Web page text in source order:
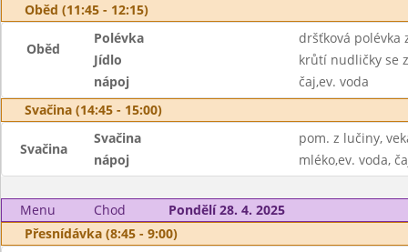
Oběd (11:45 - 12:15)
Oběd
Polévka
dršťková polévka
Jídlo
krůtí nudličky se
nápoj
čaj,ev. voda
Svačina (14:45 - 15:00)
Svačina
Svačina
pom. z lučiny,
nápoj
mléko,ev. voda,
Menu Chod
Pondělí 28. 4. 2025
Přesnídávka (8:45 - 9:00)